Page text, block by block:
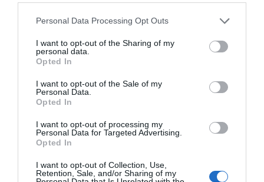
Personal Data Processing Opt Outs
I want to opt-out of the Sharing of my
personal data.
Opted In
I want to opt-out of the Sale of my
Personal Data.
Opted In
I want to opt-out of processing my
Personal Data for Targeted Advertising.
Opted In
I want to opt-out of Collection, Use,
Retention, Sale, and/or Sharing of my
transporta aquestes dades sigui de l’enemic i per
això ha vetat Huawei en el seu país.
5G és el transport i elblockchain
és la garantia
que la dada no ha estat manipulada”, destaca
Roca. I el repte segueix sent on recollim aquestes
dades per a processar-les i donar resposta en
RocaSalvatella, ja no parlem debig data, si no de